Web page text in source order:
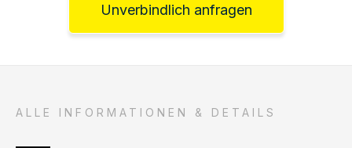
Unverbindlich anfragen
ALLE INFORMATIONEN & DETAILS